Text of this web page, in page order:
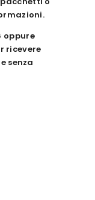
oppure
ricevere
senza